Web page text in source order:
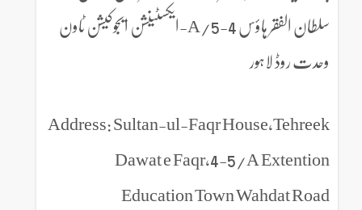
سلطان الفقر ہاؤس 4-5/A-ایکسٹینشن ایجوکیشن ٹاون
وحدت روڈ لاہور
Address: Sultan-ul-Faqr House,Tehreek
Dawat e Faqr,4-5/A Extention
Education Town Wahdat Road